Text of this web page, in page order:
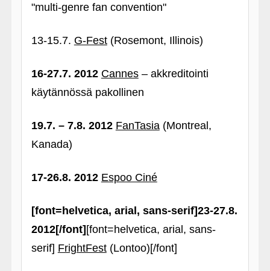
"multi-genre fan convention"
13-15.7. G-Fest(Rosemont, Illinois)
16-27.7. 2012 Cannes– akkreditointi
käytännössä pakollinen
19.7. – 7.8. 2012 FanTasia(Montreal,
Kanada)
17-26.8. 2012 Espoo Ciné
[font=helvetica, arial, sans-serif]23-27.8.
2012[/font] [font=helvetica, arial, sans-
serif] FrightFest(Lontoo)[/font]